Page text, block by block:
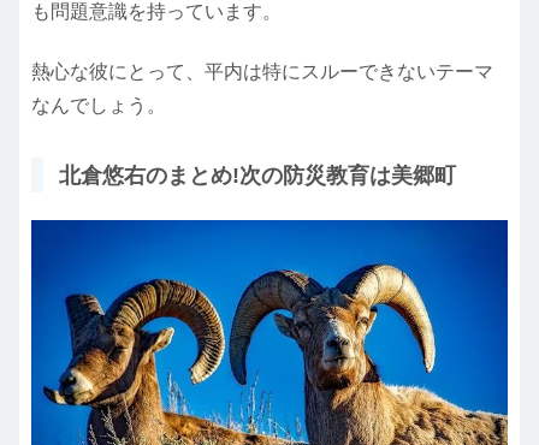
も問題意識を持っています。
熱心な彼にとって、平内は特にスルーできないテーマ
なんでしょう。
北倉悠右のまとめ!次の防災教育は美郷町